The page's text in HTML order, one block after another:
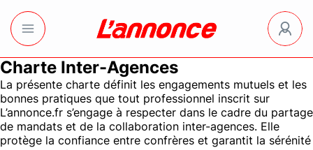
Charte Inter-Agences
La présente charte définit les engagements mutuels et les
bonnes pratiques que tout professionnel inscrit sur
L’annonce.fr s’engage à respecter dans le cadre du partage
de mandats et de la collaboration inter-agences. Elle
protège la confiance entre confrères et garantit la sérénité